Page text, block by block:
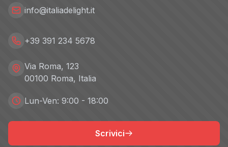
info@italiadelight.it
+39 391 234 5678
Via Roma, 123
00100 Roma, Italia
Lun-Ven: 9:00 - 18:00
Scrivici